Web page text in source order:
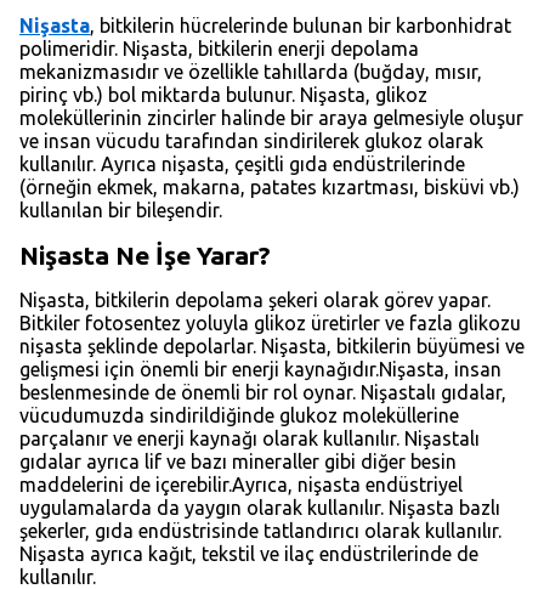
Nişasta, bitkilerin hücrelerinde bulunan bir karbonhidrat
polimeridir. Nişasta, bitkilerin enerji depolama
mekanizmasıdır ve özellikle tahıllarda (buğday, mısır,
pirinç vb.) bol miktarda bulunur. Nişasta, glikoz
moleküllerinin zincirler halinde bir araya gelmesiyle oluşur
ve insan vücudu tarafından sindirilerek glukoz olarak
kullanılır. Ayrıca nişasta, çeşitli gıda endüstrilerinde
(örneğin ekmek, makarna, patates kızartması, bisküvi vb.)
kullanılan bir bileşendir.
Nişasta Ne İşe Yarar?
Nişasta, bitkilerin depolama şekeri olarak görev yapar.
Bitkiler fotosentez yoluyla glikoz üretirler ve fazla glikozu
nişasta şeklinde depolarlar. Nişasta, bitkilerin büyümesi ve
gelişmesi için önemli bir enerji kaynağıdır.Nişasta, insan
beslenmesinde de önemli bir rol oynar. Nişastalı gıdalar,
vücudumuzda sindirildiğinde glukoz moleküllerine
parçalanır ve enerji kaynağı olarak kullanılır. Nişastalı
gıdalar ayrıca lif ve bazı mineraller gibi diğer besin
maddelerini de içerebilir.Ayrıca, nişasta endüstriyel
uygulamalarda da yaygın olarak kullanılır. Nişasta bazlı
şekerler, gıda endüstrisinde tatlandırıcı olarak kullanılır.
Nişasta ayrıca kağıt, tekstil ve ilaç endüstrilerinde de
kullanılır.